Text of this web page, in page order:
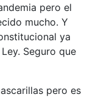
pero el
mucho. Y
ya
Seguro que
pero es